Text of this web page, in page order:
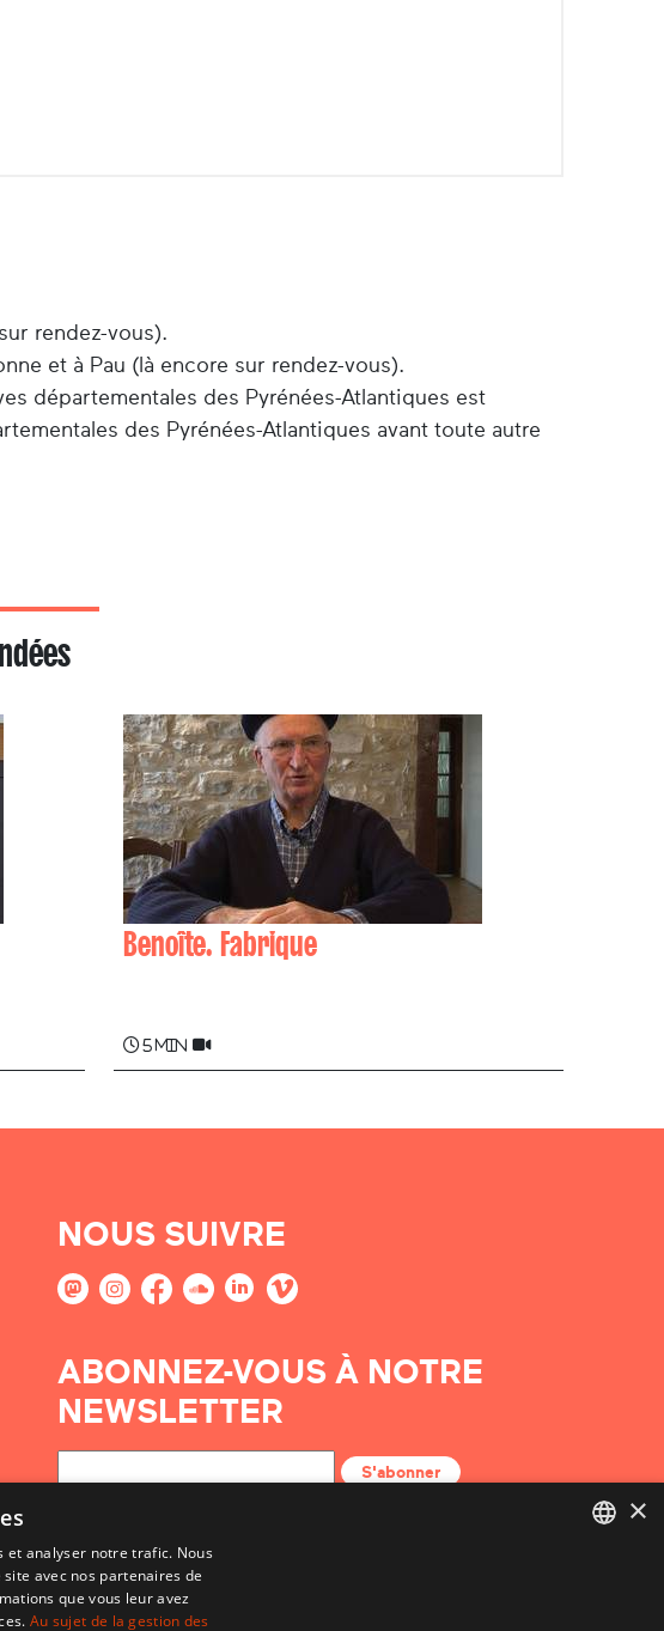
rendez-vous).
et à Pau (là encore sur rendez-vous).
départementales des Pyrénées-Atlantiques est
des Pyrénées-Atlantiques avant toute autre
Benoîte. Fabrique
5 min
NOUS SUIVRE
ABONNEZ-VOUS À NOTRE
NEWSLETTER
S'abonner
×
et analyser notre trafic. Nous
avec nos partenaires de
que vous leur avez
Au sujet de la gestion des